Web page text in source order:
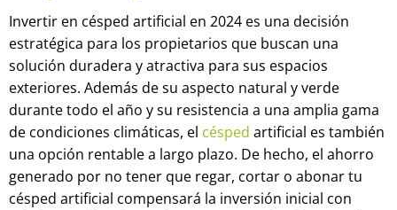
Invertir en césped artificial en 2024 es una decisión
estratégica para los propietarios que buscan una
solución duradera y atractiva para sus espacios
exteriores. Además de su aspecto natural y verde
durante todo el año y su resistencia a una amplia gama
de condiciones climáticas, el césped artificial es también
una opción rentable a largo plazo. De hecho, el ahorro
generado por no tener que regar, cortar o abonar tu
césped artificial compensará la inversión inicial con